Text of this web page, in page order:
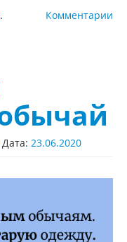
Комментарии
.
Дата: 23.06.2020